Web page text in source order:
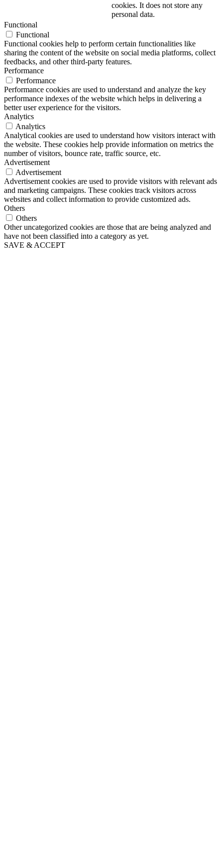
cookies. It does not store any
personal data.
Functional
Functional
Functional cookies help to perform certain functionalities like
sharing the content of the website on social media platforms, collect
feedbacks, and other third-party features.
Performance
Performance
Performance cookies are used to understand and analyze the key
performance indexes of the website which helps in delivering a
better user experience for the visitors.
Analytics
Analytics
Analytical cookies are used to understand how visitors interact with
the website. These cookies help provide information on metrics the
number of visitors, bounce rate, traffic source, etc.
Advertisement
Advertisement
Advertisement cookies are used to provide visitors with relevant ads
and marketing campaigns. These cookies track visitors across
websites and collect information to provide customized ads.
Others
Others
Other uncategorized cookies are those that are being analyzed and
have not been classified into a category as yet.
SAVE & ACCEPT